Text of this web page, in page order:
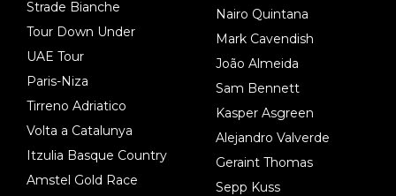
Strade Bianche
Tour Down Under
UAE Tour
Paris-Niza
Tirreno Adriatico
Volta a Catalunya
Itzulia Basque Country
Amstel Gold Race
Nairo Quintana
Mark Cavendish
João Almeida
Sam Bennett
Kasper Asgreen
Alejandro Valverde
Geraint Thomas
Sepp Kuss